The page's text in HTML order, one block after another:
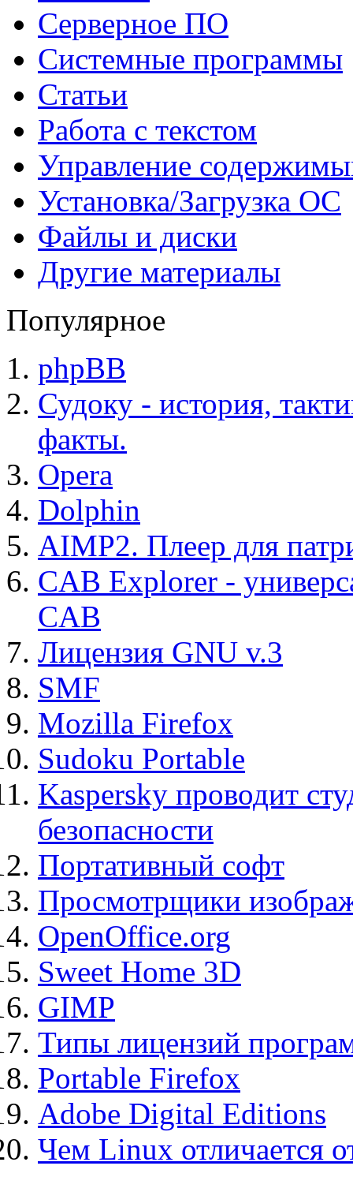
Серверное ПО
Системные программы
Статьи
Работа с текстом
Управление
Установка/Загрузка ОС
Файлы и диски
Другие материалы
Популярное
phpBB
Судоку - история,
факты.
Opera
Dolphin
AIMP2. Плеер для
CAB Explorer -
CAB
Лицензия GNU v.3
SMF
Mozilla Firefox
Sudoku Portable
Kaspersky проводит
безопасности
Портативный софт
Просмотрщики
OpenOffice.org
Sweet Home 3D
GIMP
Типы лицензий
Portable Firefox
Adobe Digital Editions
Чем Linux отличается